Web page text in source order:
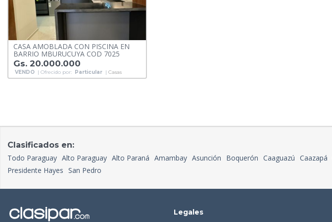
CASA AMOBLADA CON PISCINA EN
BARRIO MBURUCUYA COD 7025
Gs. 20.000.000
VENDO | Ofrecido por: Particular | Casas
Clasificados en:
Todo Paraguay Alto Paraguay Alto Paraná Amambay Asunción Boquerón Caaguazú Caazapá
Presidente Hayes San Pedro
Legales